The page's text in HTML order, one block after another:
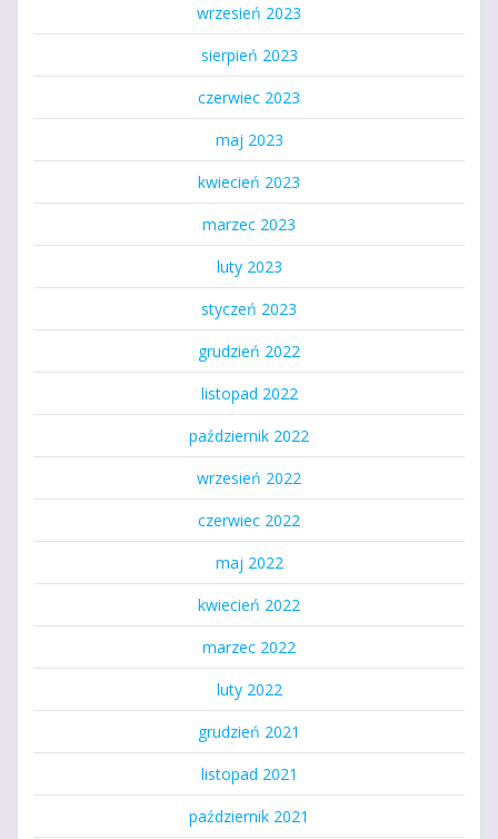
wrzesień 2023
sierpień 2023
czerwiec 2023
maj 2023
kwiecień 2023
marzec 2023
luty 2023
styczeń 2023
grudzień 2022
listopad 2022
październik 2022
wrzesień 2022
czerwiec 2022
maj 2022
kwiecień 2022
marzec 2022
luty 2022
grudzień 2021
listopad 2021
październik 2021